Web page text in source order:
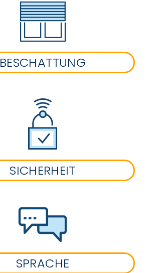
BESCHATTUNG
SICHERHEIT
SPRACHE